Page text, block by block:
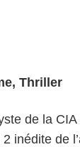
Thriller
de la
inédite de